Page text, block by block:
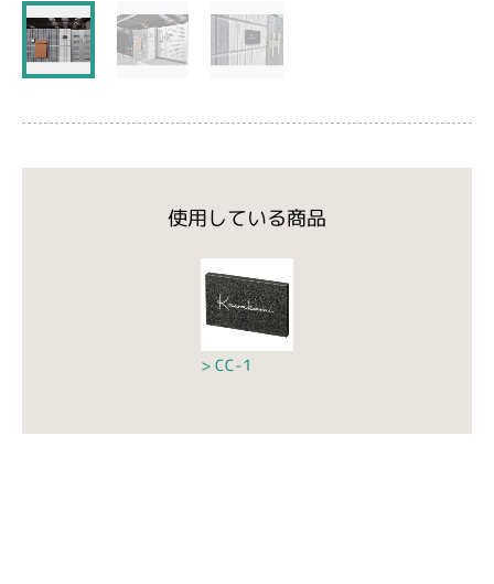
使用している商品
CC-1